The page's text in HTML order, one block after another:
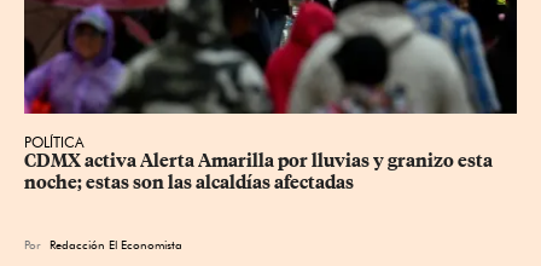
POLÍTICA
CDMX activa Alerta Amarilla por lluvias y granizo esta
noche; estas son las alcaldías afectadas
Por Redacción El Economista